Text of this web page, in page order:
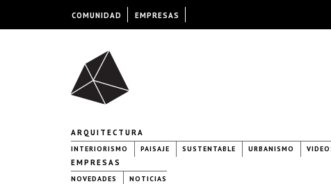
ARQUITECTURA
INTERIORISMO PAISAJE SUSTENTABLE URBANISMO
EMPRESAS
NOVEDADES NOTICIAS
COMUNIDAD EMPRESAS